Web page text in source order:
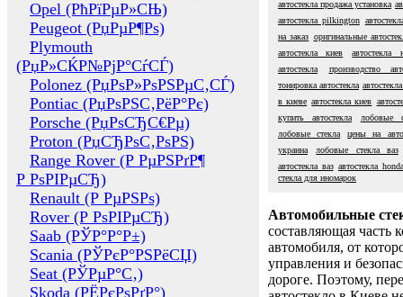
Opel (РћРїРµР»СЊ)
Peugeot (РџРµР¶Рѕ)
Plymouth
(РџР»СЌР№РјР°СѓСЃ)
Polonez (РџРѕР»РѕРЅРµС‚СЃ)
Pontiac (РџРѕРЅС‚РёР°Рє)
Porsche (РџРѕСЂС€Рµ)
Proton (РџСЂРѕС‚РѕРЅ)
Range Rover (Р РµРЅРґР¶
Р РѕРІРµСЂ)
Renault (Р РµРЅРѕ)
Rover (Р РѕРІРµСЂ)
Saab (РЎР°Р°Р±)
Scania (РЎРєР°РЅРёСЏ)
Seat (РЎРµР°С‚)
Skoda (РЁРєРѕРґР°)
автостекла продажа установка
автостекла pilkington
на заказ оригинальные
автостекла киев
автостекла
автостекла
производство
тонировка автостекла
в киеве автостекла киев
купить автостекла
лобовые
лобовые стекла
цены на
украина
лобовые стекла ваз
автостекла ваз автостекла honda
стекла для иномарок
Автомобильные
составляющая часть
автомобиля, от
управления и
дороге. Поэтому,